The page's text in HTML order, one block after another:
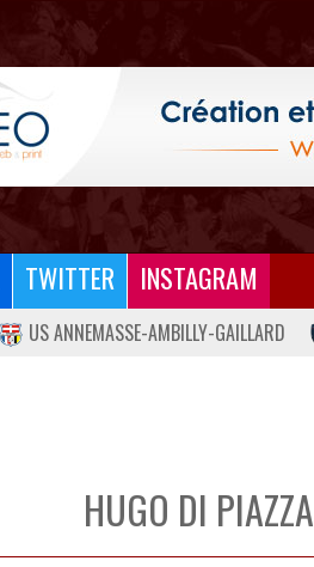
TWITTER INSTAGRAM
US ANNEMASSE-AMBILLY-GAILLARD
HUGO DI PIAZZA